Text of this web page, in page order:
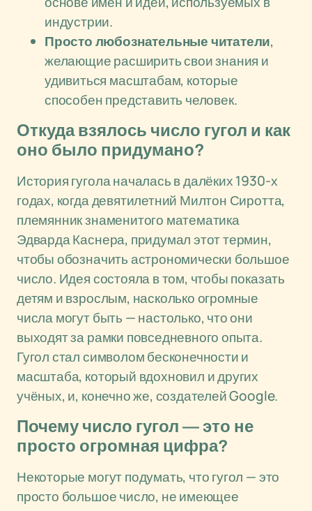
индустрии.
Просто любознательные читатели,
желающие расширить свои знания и
удивиться масштабам, которые
способен представить человек.
Откуда взялось число гугол и как
оно было придумано?
История гугола началась в далёких 1930-х
годах, когда девятилетний Милтон Сиротта,
племянник знаменитого математика
Эдварда Каснера, придумал этот термин,
чтобы обозначить астрономически большое
число. Идея состояла в том, чтобы показать
детям и взрослым, насколько огромные
числа могут быть — настолько, что они
выходят за рамки повседневного опыта.
Гугол стал символом бесконечности и
масштаба, который вдохновил и других
учёных, и, конечно же, создателей Google.
Почему число гугол — это не
просто огромная цифра?
Некоторые могут подумать, что гугол — это
просто большое число, не имеющее